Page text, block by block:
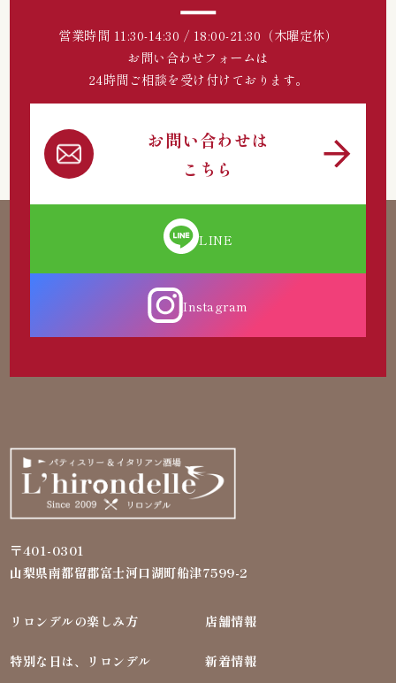
営業時間 11:30-14:30 / 18:00-21:30（木曜定休）
お問い合わせフォームは
24時間ご相談を受け付けております。
お問い合わせは
こちら
LINE
Instagram
〒401-0301
山梨県南都留郡富士河口湖町船津7599-2
リロンデルの楽しみ方
特別な日は、リロンデル
店舗情報
新着情報